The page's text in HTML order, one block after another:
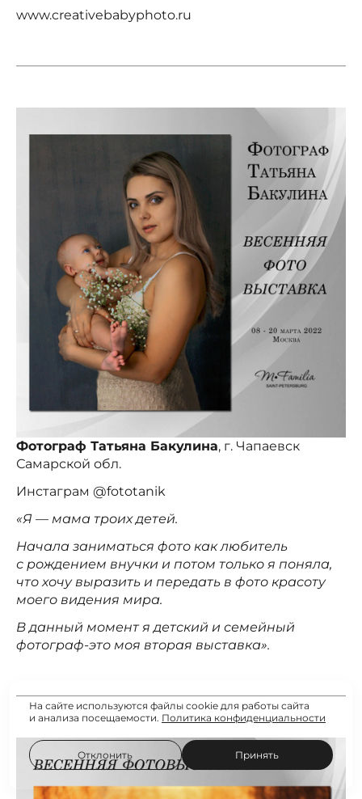
www.creativebabyphoto.ru
Фотограф Татьяна Бакулина, г. Чапаевск
Самарской обл.
Инстаграм @fototanik
«Я — мама троих детей.
Начала заниматься фото как любитель
с рождением внучки и потом только я поняла,
что хочу выразить и передать в фото красоту
моего видения мира.
В данный момент я детский и семейный
фотограф-это моя вторая выставка».
На сайте используются файлы cookie для работы сайта
и анализа посещаемости. Политика конфиденциальности
Отклонить Принять